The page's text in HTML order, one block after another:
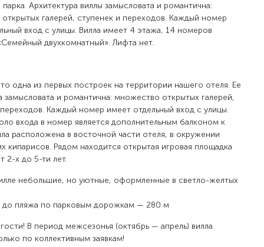
Архитектура виллы замысловата и романтична:
галерей, ступенек и переходов. Каждый номер
вход с улицы. Вилла имеет 4 этажа, 14 номеров
двухкомнатный». Лифта нет.
одна из первых построек на территории нашего отеля. Ее
замысловата и романтична: множество открытых галерей,
Каждый номер имеет отдельный вход с улицы.
входа в номер является дополнительным балконом к
расположена в восточной части отеля, в окружении
кипарисов. Рядом находится открытая игровая площадка
2-х до 5-ти лет.
небольшие, но уютные, оформленные в светло-желтых
до пляжа по парковым дорожкам — 280 м
В период межсезонья (октябрь — апрель) вилла
по коллективным заявкам!